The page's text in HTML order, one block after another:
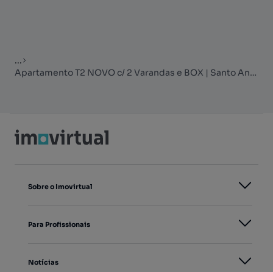
...
Apartamento T2 NOVO c/ 2 Varandas e BOX | Santo António dos Cavalei...
Sobre o Imovirtual
Para Profissionais
Notícias